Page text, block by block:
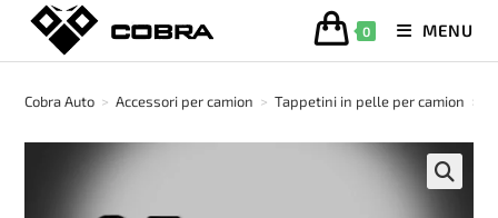
Salta
contenuto
0 MENU
Cobra Auto > Accessori per camion > Tappetini in pelle per camion >